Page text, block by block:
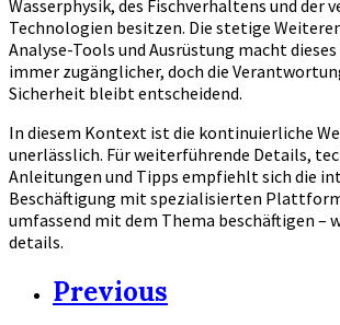
Wasserphysik, des Fischverhaltens und der
Technologien besitzen. Die stetige
Analyse-Tools und Ausrüstung macht
immer zugänglicher, doch die
Sicherheit bleibt entscheidend.
In diesem Kontext ist die kontinuierliche
unerlässlich. Für weiterführende Details,
Anleitungen und Tipps empfiehlt sich die
Beschäftigung mit spezialisierten
umfassend mit dem Thema beschäftigen –
details.
Previous